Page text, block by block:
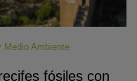
Medio Ambiente
fósiles con